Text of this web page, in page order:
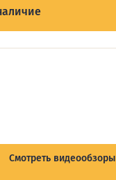
Смотреть видеообзоры